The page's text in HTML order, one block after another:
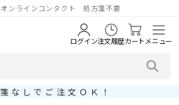
オンラインコンタクト 処方箋不要
ログイン注文履歴カートメニュー
なしでご注文ＯＫ！